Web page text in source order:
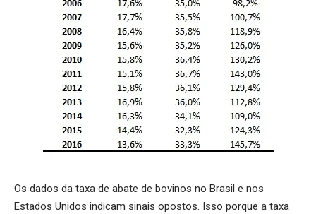
Os dados da taxa de abate de bovinos no Brasil e nos
Estados Unidos indicam sinais opostos. Isso porque a taxa